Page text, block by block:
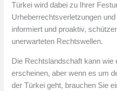
Türkei wird dabei zu Ihrer
Urheberrechtsverletzungen
informiert und proaktiv,
unerwarteten Rechtswellen.
Die Rechtslandschaft kann
erscheinen, aber wenn es um
der Türkei geht, brauchen Sie